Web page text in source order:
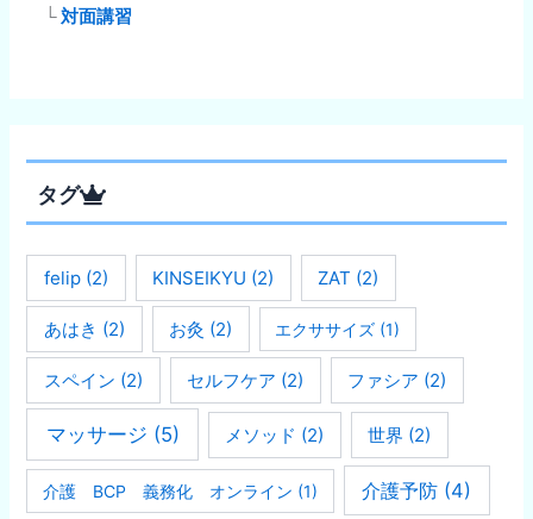
└対面講習
タグ
felip (2) KINSEIKYU (2) ZAT (2)
あはき (2) お灸 (2) エクササイズ (1)
スペイン (2) セルフケア (2) ファシア (2)
マッサージ (5) メソッド (2) 世界 (2)
介護 BCP 義務化 オンライン (1) 介護予防 (4)